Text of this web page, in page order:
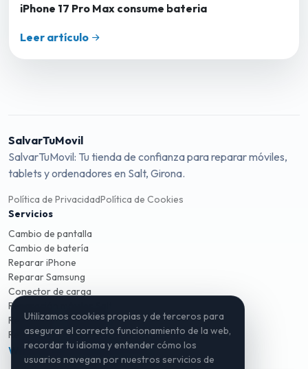
iPhone 17 Pro Max consume bateria
Leer artículo
SalvarTuMovil
SalvarTuMovil: Tu tienda de confianza para reparar móviles,
tablets y ordenadores en Salt, Girona.
Política de PrivacidadPolítica de Cookies
Servicios
Cambio de pantalla
Cambio de batería
Reparar iPhone
Reparar Samsung
Conector de carga
Reparación móviles Salt
Reparación móviles Girona
Reparación ordenadores
WhatsApp InstagramTikTok
Utilizamos cookies propias y de terceros para
asegurar el correcto funcionamiento de la web,
recordar tu idioma y entender cómo los
usuarios navegan por nuestros servicios de